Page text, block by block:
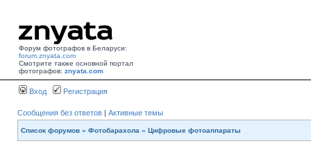
Форум фотографов в Беларуси:
forum.znyata.com
Смотрите также основной портал
фотографов: znyata.com
Вход Регистрация
Сообщения без ответов | Активные темы
Список форумов » Фотобарахола » Цифровые фотоаппараты